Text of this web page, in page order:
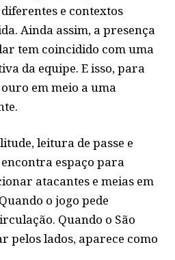
e contextos
Ainda assim, a presença
tem coincidido com uma
da equipe. E isso, para
em meio a uma
leitura de passe e
espaço para
atacantes e meias em
o jogo pede
Quando o São
pelos lados, aparece como